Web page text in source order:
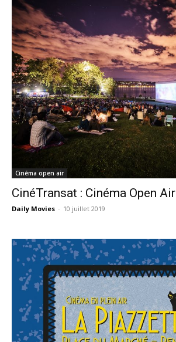
Cinéma open air
CinéTransat : Cinéma Open Air
Daily Movies - 10 juillet 2019